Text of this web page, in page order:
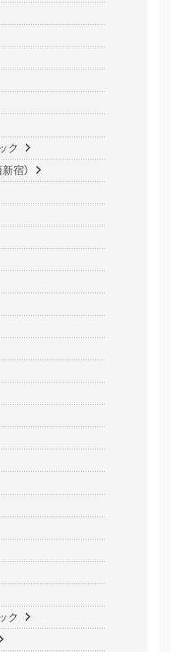
ク
宿）
ク